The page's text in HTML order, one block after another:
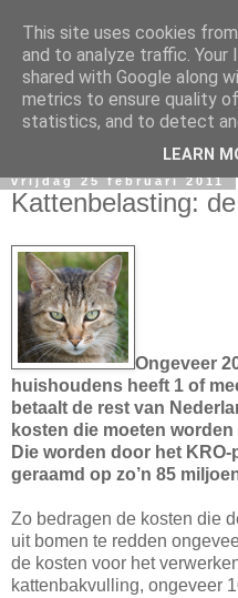
vrijdag 25 februari 2011
Kattenbelasting:
Ongeveer
huishoudens heeft 1 of
betaalt de rest van
kosten die moeten
Die worden door het
geraamd op zo’n 85
Zo bedragen de kosten die
uit bomen te redden
de kosten voor het
kattenbakvulling, ongeveer
This site uses cookies
and to analyze traffic. Your
shared with Google along
metrics to ensure quality
statistics, and to detect
LEARN